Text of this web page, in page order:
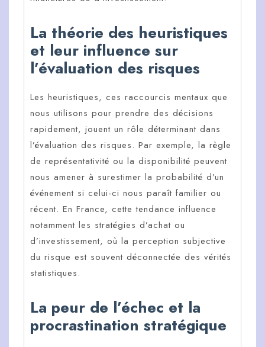
La théorie des heuristiques
et leur influence sur
l’évaluation des risques
Les heuristiques, ces raccourcis mentaux que
nous utilisons pour prendre des décisions
rapidement, jouent un rôle déterminant dans
l’évaluation des risques. Par exemple, la règle
de représentativité ou la disponibilité peuvent
nous amener à surestimer la probabilité d’un
événement si celui-ci nous paraît familier ou
récent. En France, cette tendance influence
notamment les stratégies d’achat ou
d’investissement, où la perception subjective
du risque est souvent déconnectée des vérités
statistiques.
La peur de l’échec et la
procrastination stratégique